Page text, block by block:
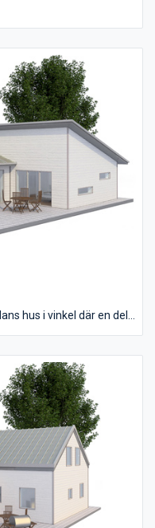
och ett pulpettak som
har huset en öppen
med altan och
badrum. Ena
duschhörna. Huset har
kan användas till
hus i vinkel där en del
huset 4 st Sovrum, 2
med stora
rymlig känsla.
Allrummet som ofta
Vardagsrummet kan
uteplats.